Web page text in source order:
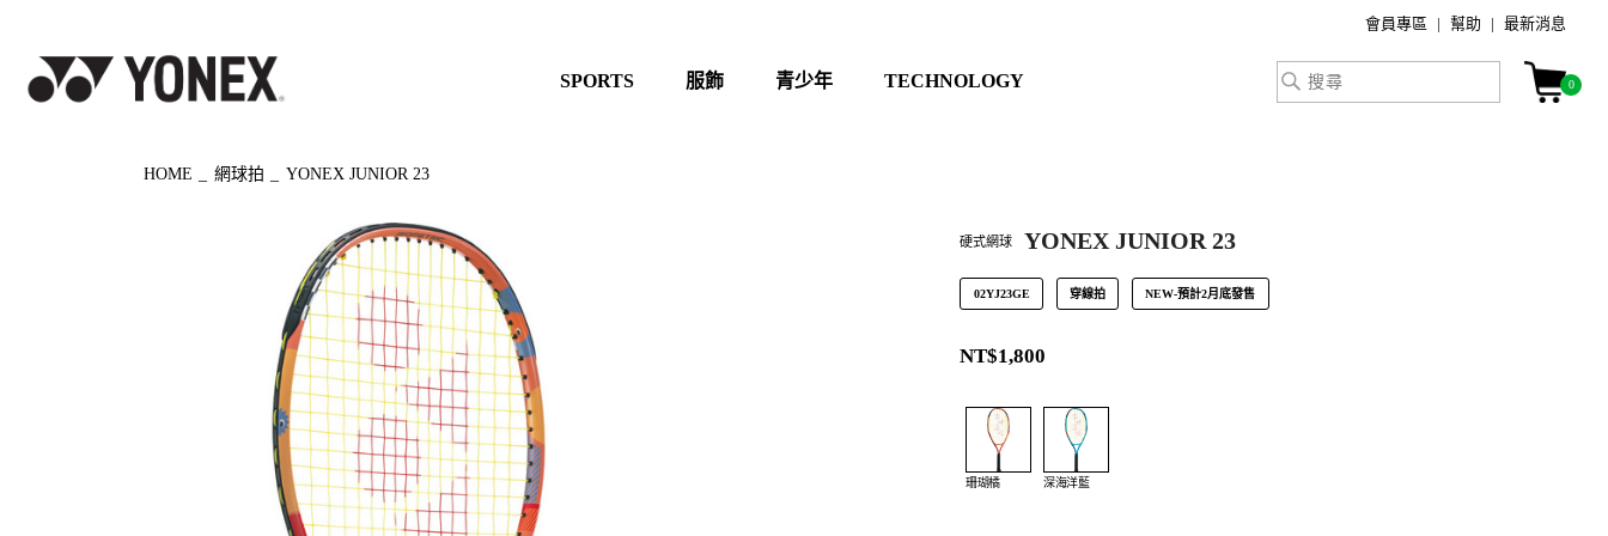
SPORTS 服飾 青少年 TECHNOLOGY
會員專區 幫助 最新消息
0
HOME 網球拍 YONEX JUNIOR 23
硬式網球 YONEX JUNIOR 23
02YJ23GE 穿線拍 NEW-預計2月底發售
NT$1,800
珊瑚橘 深海洋藍